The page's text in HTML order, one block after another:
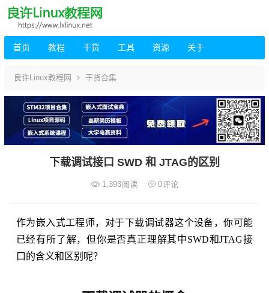
首页 教程 干货 工具 资源 关于
良许Linux教程网 干货合集
下载调试接口 SWD 和 JTAG的区别
1,393阅读 0评论
作为嵌入式工程师，对于下载调试器这个设备，你可能
已经有所了解，但你是否真正理解其中SWD和JTAG接
口的含义和区别呢？